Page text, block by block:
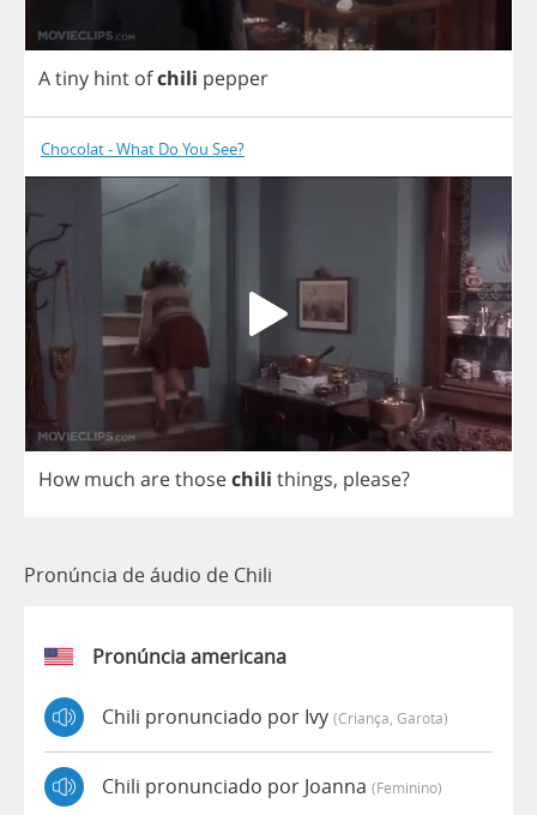
Atiny hint ofchili pepper
Chocolat - What Do You See?
How much arethosechili things, please?
Pronúncia de áudio de Chili
Pronúncia americana
Chili pronunciado por Ivy (criança, Garota)
Chili pronunciado por Joanna (feminino)